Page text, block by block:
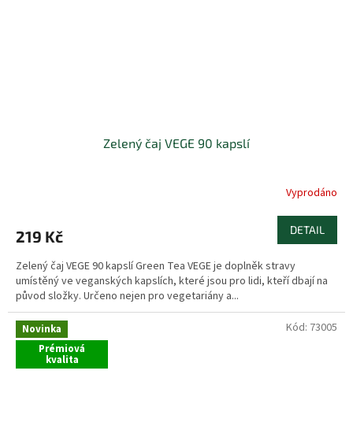
Zelený čaj VEGE 90 kapslí
Vyprodáno
219 Kč DETAIL
Zelený čaj VEGE 90 kapslí Green Tea VEGE je doplněk stravy
umístěný ve veganských kapslích, které jsou pro lidi, kteří dbají na
původ složky. Určeno nejen pro vegetariány a...
Novinka
Prémiová
kvalita
Kód: 73005